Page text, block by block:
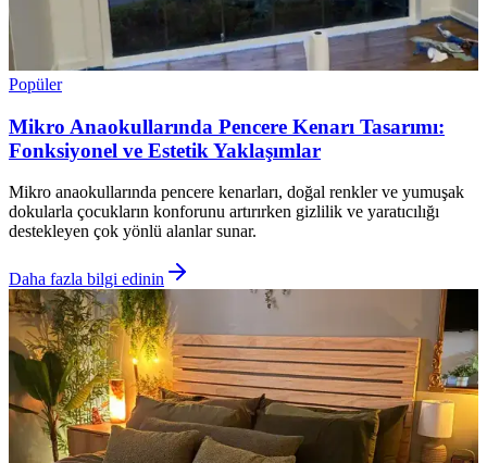
Popüler
Mikro Anaokullarında Pencere Kenarı Tasarımı:
Fonksiyonel ve Estetik Yaklaşımlar
Mikro anaokullarında pencere kenarları, doğal renkler ve yumuşak
dokularla çocukların konforunu artırırken gizlilik ve yaratıcılığı
destekleyen çok yönlü alanlar sunar.
Daha fazla bilgi edinin